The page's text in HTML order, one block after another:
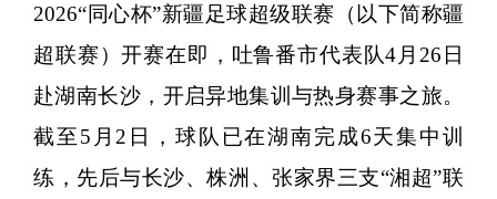
2026“同心杯”新疆足球超级联赛（以下简称疆
超联赛）开赛在即，吐鲁番市代表队4月26日
赴湖南长沙，开启异地集训与热身赛事之旅。
截至5月2日，球队已在湖南完成6天集中训
练，先后与长沙、株洲、张家界三支“湘超”联